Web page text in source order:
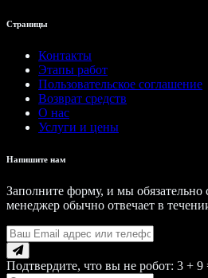
Страницы
Контакты
Этапы работ
Пользовательское соглашение
Возврат средств
О нас
Услуги и цены
Напишите нам
Заполните форму, и мы
менеджер обычно отвечает в
Подтвердите, что вы не робот: 3 + 9